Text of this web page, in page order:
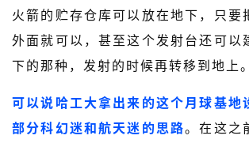
火箭的贮存仓库可以放在地下，只要
外面就可以，甚至这个发射台还可以
下的那种，发射的时候再转移到地上。
可以说哈工大拿出来的这个月球基地
部分科幻迷和航天迷的思路。在这之